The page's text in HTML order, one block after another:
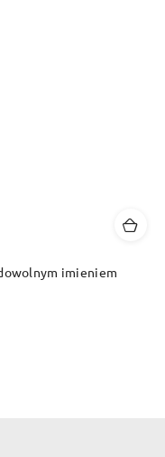
imieniem